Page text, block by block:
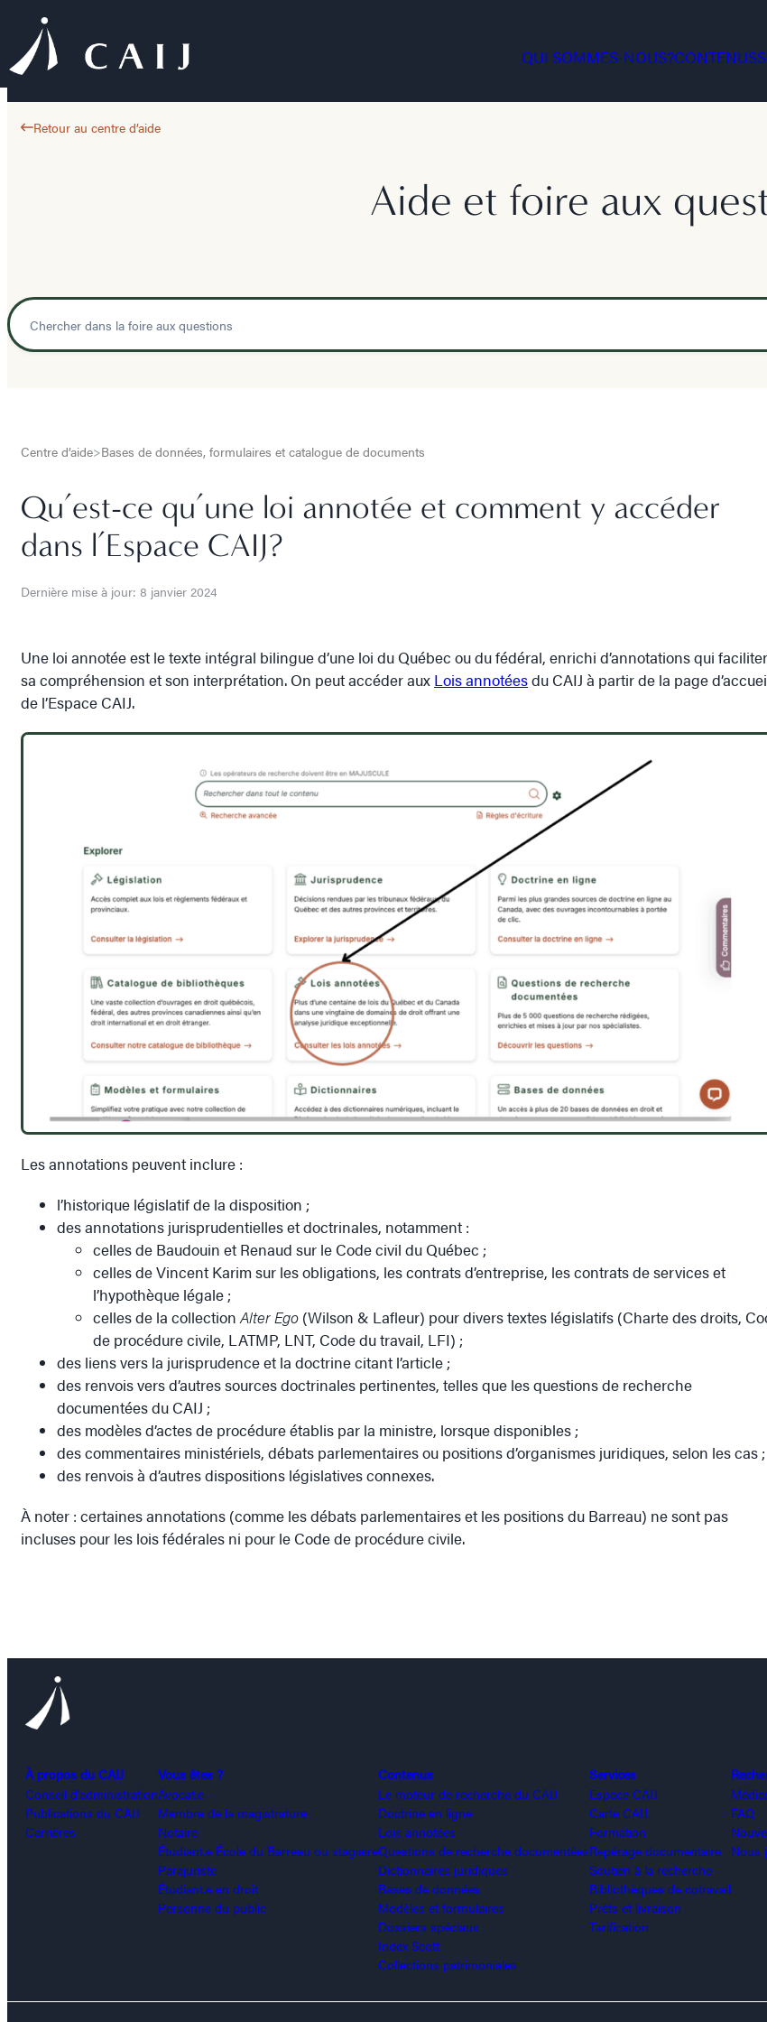
QUI SOMMES-NOUS?CONTENUS
Retour au centre d’aide
Aide et foire aux
Centre d’aide>Bases de données, formulaires et catalogue de documents
Qu’est-ce qu’une loi annotée et comment y accéder
dans l’Espace CAIJ?
Dernière mise à jour: 8 janvier 2024
Une loi annotée est le texte intégral bilingue d’une loi du Québec ou du fédéral, enrichi d’annotations qui
sa compréhension et son interprétation. On peut accéder aux Lois annotéesdu CAIJ à partir de la page
de l’Espace CAIJ.
Les annotations peuvent inclure :
l’historique législatif de la disposition ;
des annotations jurisprudentielles et doctrinales, notamment :
celles de Baudouin et Renaud sur le Code civil du Québec ;
celles de Vincent Karim sur les obligations, les contrats d’entreprise, les contrats de services et
l’hypothèque légale ;
celles de la collectionAlter Ego (Wilson & Lafleur) pour divers textes législatifs (Charte des droits,
de procédure civile, LATMP, LNT, Code du travail, LFI) ;
des liens vers la jurisprudence et la doctrine citant l’article ;
des renvois vers d’autres sources doctrinales pertinentes, telles que les questions de recherche
documentées du CAIJ ;
des modèles d’actes de procédure établis par la ministre, lorsque disponibles ;
des commentaires ministériels, débats parlementaires ou positions d’organismes juridiques, selon les cas ;
des renvois à d’autres dispositions législatives connexes.
À noter : certaines annotations (comme les débats parlementaires et les positions du Barreau) ne sont pas
incluses pour les lois fédérales ni pour le Code de procédure civile.
À propos du CAIJ
Conseil d’administration
Publications du CAIJ
Carrières
Vous êtes ?
Avocat.e
Membre de la magistrature
Notaire
Étudiant.e École du Barreau ou stagiaire
Parajuriste
Étudiant.e en droit
Personne du public
Contenus
Le moteur de recherche du CAIJ
Doctrine en ligne
Lois annotées
Questions de recherche documentées
Dictionnaires juridiques
Bases de données
Modèles et formulaires
Dossiers spéciaux
Index Scott
Collections patrimoniales
Services
Espace CAIJ
Carte CAIJ
Formation
Repérage documentaire
Soutien à la recherche
Bibliothèques de cotravail
Prêts et livraison
Tarification
FAQ
Nous